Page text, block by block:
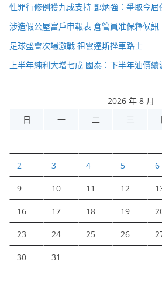
性罪行修例獲九成支持 鄧炳強：爭取今
涉造假公屋富戶申報表 倉管員准保釋候訊
足球盛會次場激戰 祖雲達斯挫車路士
上半年純利大增七成 國泰：下半年油價續
2026 年 8 月
日
一 二 三
2 3 4 5 6
9 10 11 12
16 17 18 19
23 24 25 26
30 31